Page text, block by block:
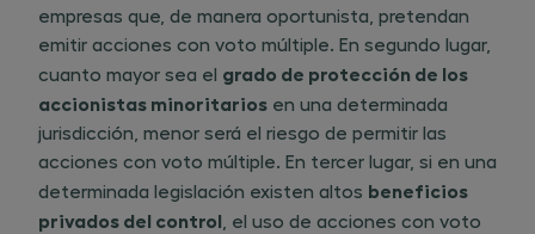
empresas que, de manera oportunista, pretendan
emitir acciones con voto múltiple. En segundo lugar,
cuanto mayor sea el ​ grado de protección de los
accionistas minoritarios en una determinada
jurisdicción, menor será el riesgo de permitir las
acciones con voto múltiple. En tercer lugar, si en una
determinada legislación existen altos ​ beneficios
privados del control , el uso de acciones con voto